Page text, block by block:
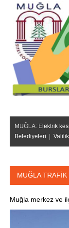
MUĞLA: Elektrik
Belediyeleri | Valilik
MUĞLA TRAFİK
Muğla merkez ve